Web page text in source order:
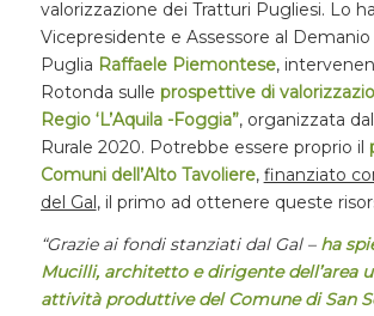
valorizzazione dei Tratturi Pugliesi. Lo
Vicepresidente e Assessore al
Puglia Raffaele Piemontese,
Rotonda sulle prospettive di
Regio ‘L’Aquila -Foggia”, organizzata
Rurale 2020. Potrebbe essere proprio il
Comuni dell’Alto Tavoliere, finanziato
del Gal , il primo ad ottenere queste
“Grazie ai fondi stanziati dal Gal – ha
Mucilli, architetto e dirigente dell’area
attività produttive del Comune di San